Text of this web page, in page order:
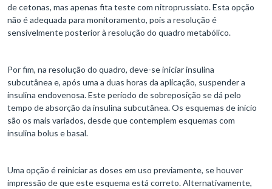
de cetonas, mas apenas fita teste com nitroprussiato. Esta opção
não é adequada para monitoramento, pois a resolução é
sensívelmente posterior à resolução do quadro metabólico.
Por fim, na resolução do quadro, deve-se iniciar insulina
subcutânea e, após uma a duas horas da aplicação, suspender a
insulina endovenosa. Este período de sobreposição se dá pelo
tempo de absorção da insulina subcutânea. Os esquemas de início
são os mais variados, desde que contemplem esquemas com
insulina bolus e basal.
Uma opção é reiniciar as doses em uso previamente, se houver
impressão de que este esquema está correto. Alternativamente,